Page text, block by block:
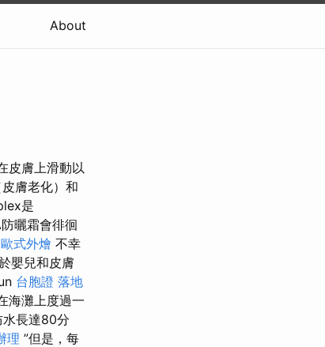
About
皮膚上滑動以
膚老化）和
是
曬霜會徘徊
歐式外燴 不幸
嬰兒和皮膚
台胞證 落地
海灘上度過一
長達80分
理 ”但是，每